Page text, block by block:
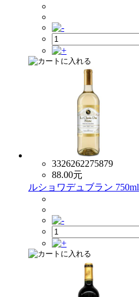
3326262275879
88.00元
ルショワデュブラン 750ml